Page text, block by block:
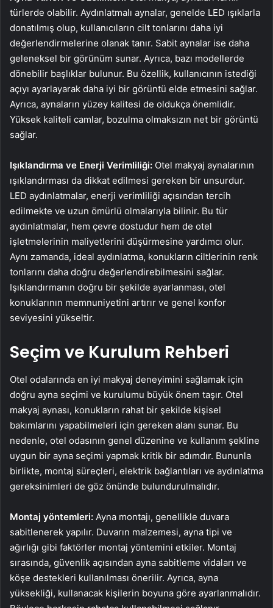
türlerde olabilir. Aydınlatmalı aynalar, genelde LED ışıklarla
donatılmış olup, kullanıcıların cilt tonlarını daha iyi
değerlendirmelerine olanak tanır. Sabit aynalar ise daha
geleneksel bir görünüm sunar. Ayrıca, bazı modellerde
dönebilir başlıklar bulunur. Bu özellik, kullanıcının istediği
açıyı ayarlayarak daha iyi bir görüntü elde etmesini sağlar.
Ayrıca, aynaların yüzey kalitesi de oldukça önemlidir.
Yüksek kaliteli camlar, bozulma olmaksızın net bir görüntü
sağlar.
Işıklandırma ve Enerji Verimliliği: Otel makyaj aynalarının
ışıklandırması da dikkat edilmesi gereken bir unsurdur.
LED aydınlatmalar, enerji verimliliği açısından tercih
edilmekte ve uzun ömürlü olmalarıyla bilinir. Bu tür
aydınlatmalar, hem çevre dostudur hem de otel
işletmelerinin maliyetlerini düşürmesine yardımcı olur.
Aynı zamanda, ideal aydınlatma, konukların ciltlerinin renk
tonlarını daha doğru değerlendirebilmesini sağlar.
Işıklandırmanın doğru bir şekilde ayarlanması, otel
konuklarının memnuniyetini artırır ve genel konfor
seviyesini yükseltir.
Seçim ve Kurulum Rehberi
Otel odalarında en iyi makyaj deneyimini sağlamak için
doğru ayna seçimi ve kurulumu büyük önem taşır. Otel
makyaj aynası, konukların rahat bir şekilde kişisel
bakımlarını yapabilmeleri için gereken alanı sunar. Bu
nedenle, otel odasının genel düzenine ve kullanım şekline
uygun bir ayna seçimi yapmak kritik bir adımdır. Bununla
birlikte, montaj süreçleri, elektrik bağlantıları ve aydınlatma
gereksinimleri de göz önünde bulundurulmalıdır.
Montaj yöntemleri: Ayna montajı, genellikle duvara
sabitlenerek yapılır. Duvarın malzemesi, ayna tipi ve
ağırlığı gibi faktörler montaj yöntemini etkiler. Montaj
sırasında, güvenlik açısından ayna sabitleme vidaları ve
köşe destekleri kullanılması önerilir. Ayrıca, ayna
yüksekliği, kullanacak kişilerin boyuna göre ayarlanmalıdır.